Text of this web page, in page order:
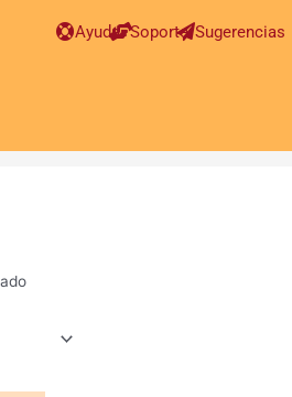
Ayuda Soporte Sugerencias